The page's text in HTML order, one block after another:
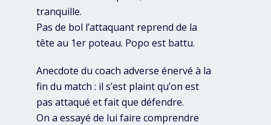
tranquille.
Pas de bol l’attaquant reprend de la
tête au 1er poteau. Popo est battu.
Anecdote du coach adverse énervé à la
fin du match : il s’est plaint qu’on est
pas attaqué et fait que défendre.
On a essayé de lui faire comprendre